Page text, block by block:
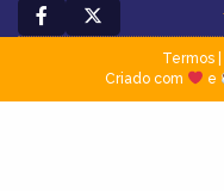
Termos|
Criado com
e